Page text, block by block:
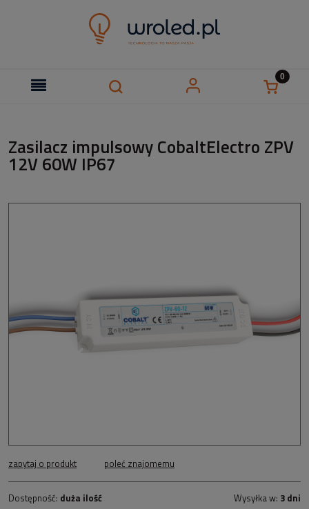
Zasilacz impulsowy CobaltElectro ZPV
12V 60W IP67
zapytaj o produkt poleć znajomemu
Dostępność: duża ilość Wysyłka w: 3 dni